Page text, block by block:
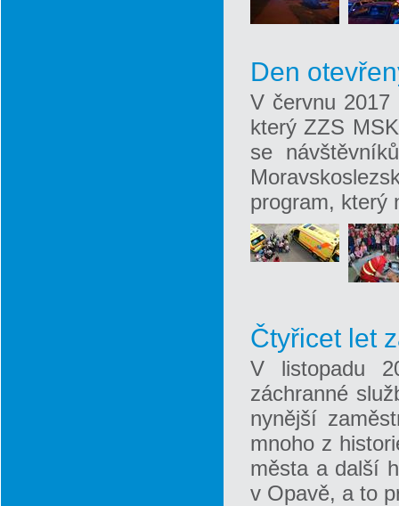
Den
V červnu 2017
který ZZS
se
program, který
Čtyřicet let
V listopadu
záchranné
nynější
mnoho z
města a další
v Opavě, a to